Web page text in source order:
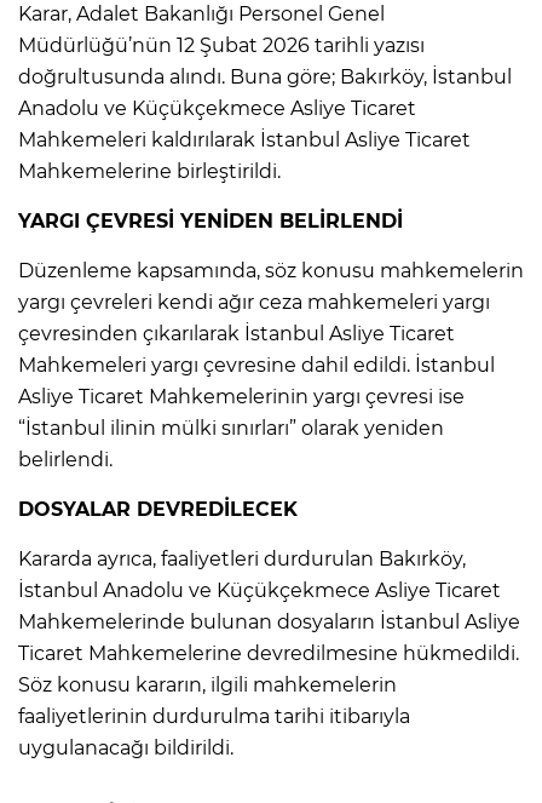
Karar, Adalet Bakanlığı Personel Genel
Müdürlüğü’nün 12 Şubat 2026 tarihli yazısı
doğrultusunda alındı. Buna göre; Bakırköy, İstanbul
Anadolu ve Küçükçekmece Asliye Ticaret
Mahkemeleri kaldırılarak İstanbul Asliye Ticaret
Mahkemelerine birleştirildi.
YARGI ÇEVRESİ YENİDEN BELİRLENDİ
Düzenleme kapsamında, söz konusu mahkemelerin
yargı çevreleri kendi ağır ceza mahkemeleri yargı
çevresinden çıkarılarak İstanbul Asliye Ticaret
Mahkemeleri yargı çevresine dahil edildi. İstanbul
Asliye Ticaret Mahkemelerinin yargı çevresi ise
“İstanbul ilinin mülki sınırları” olarak yeniden
belirlendi.
DOSYALAR DEVREDİLECEK
Kararda ayrıca, faaliyetleri durdurulan Bakırköy,
İstanbul Anadolu ve Küçükçekmece Asliye Ticaret
Mahkemelerinde bulunan dosyaların İstanbul Asliye
Ticaret Mahkemelerine devredilmesine hükmedildi.
Söz konusu kararın, ilgili mahkemelerin
faaliyetlerinin durdurulma tarihi itibarıyla
uygulanacağı bildirildi.